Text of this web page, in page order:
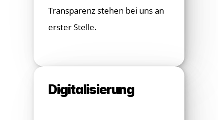
Transparenz stehen bei uns an
erster Stelle.
Digitalisierung